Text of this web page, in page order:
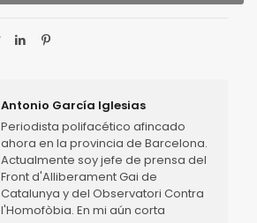
Antonio García Iglesias
Periodista polifacético afincado
ahora en la provincia de Barcelona.
Actualmente soy jefe de prensa del
Front d'Alliberament Gai de
Catalunya y del Observatori Contra
l'Homofòbia. En mi aún corta